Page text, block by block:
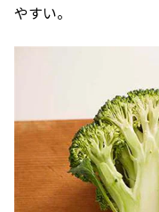
やすい。